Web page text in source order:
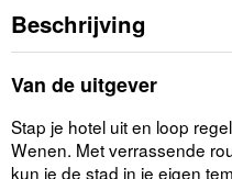
Beschrijving
Van de uitgever
Stap je hotel uit en loop
Wenen. Met verrassende
kun je de stad in je eigen